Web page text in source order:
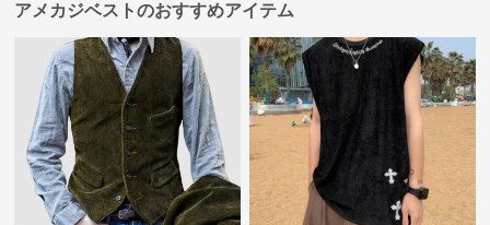
アメカジベストのおすすめアイテム